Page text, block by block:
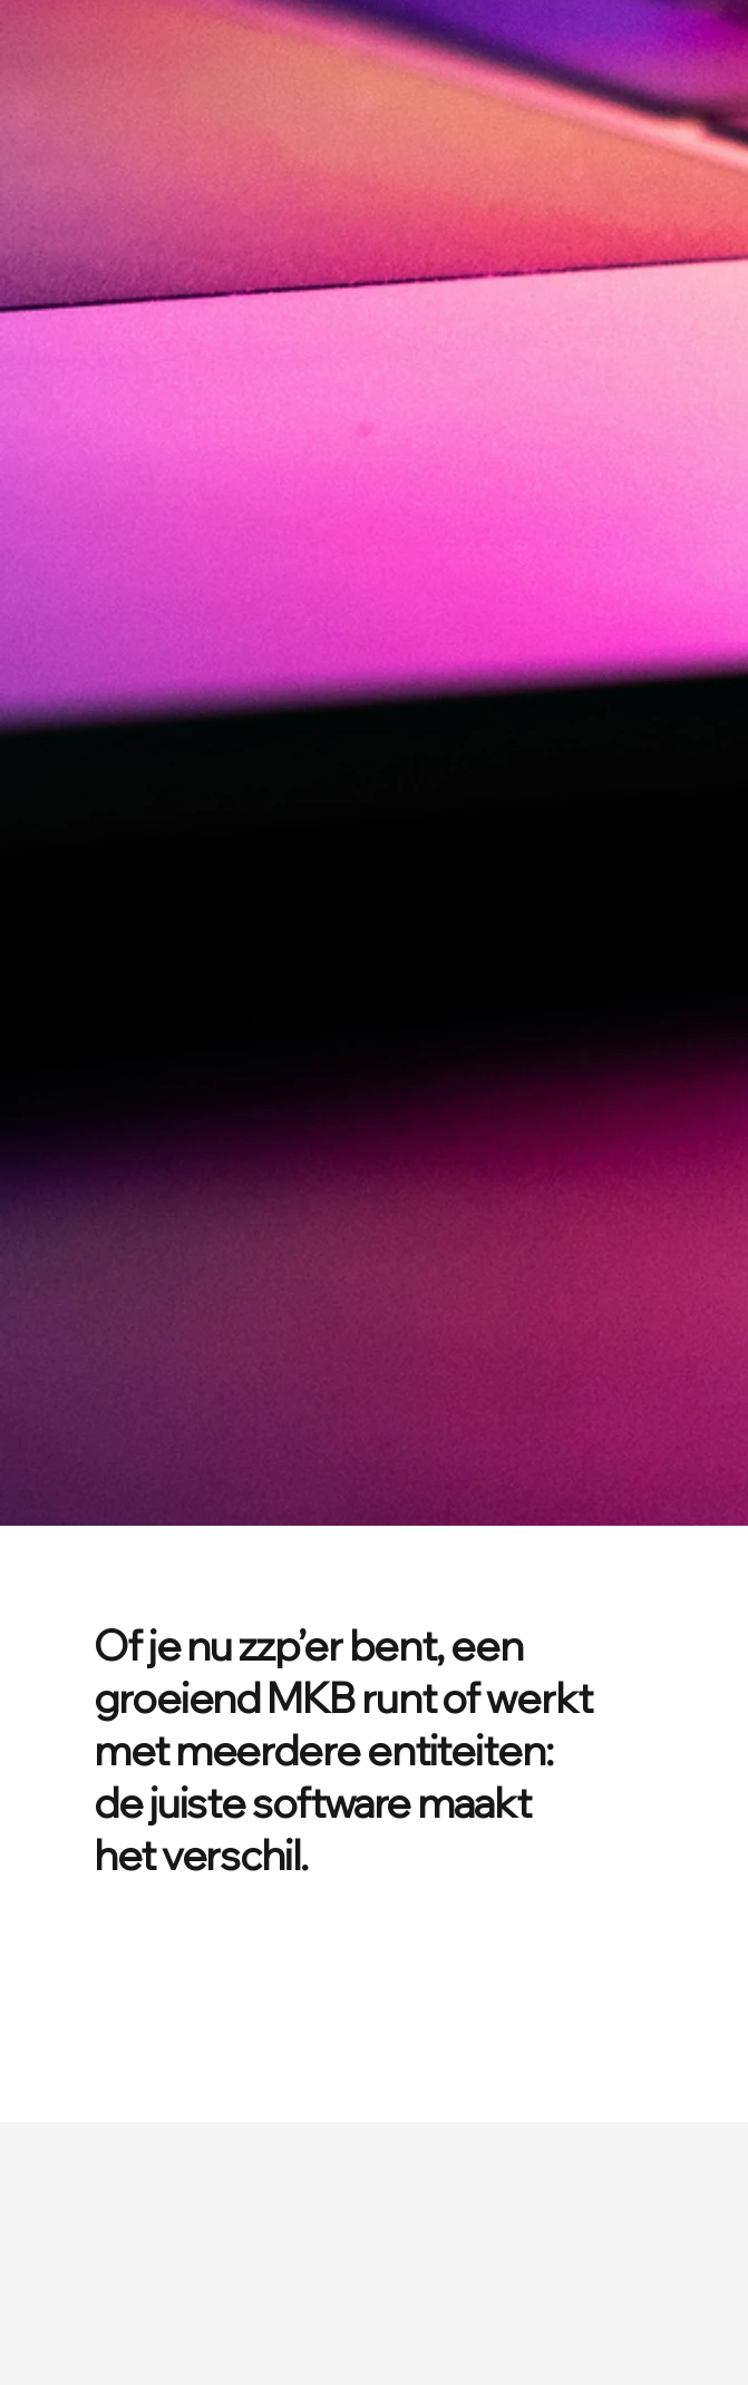
Of je nu zzp’er bent, een
groeiend MKB runt of werkt
met meerdere entiteiten:
de juiste software maakt
het verschil.